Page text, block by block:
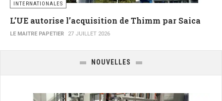
INTERNATIONALES
L’UE autorise l’acquisition de Thimm par Saica
LE MAITRE PAPETIER 27 JUILLET 2026
NOUVELLES